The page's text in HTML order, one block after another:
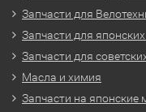
Запчасти для
Запчасти для
Запчасти для
Масла и химия
Запчасти на